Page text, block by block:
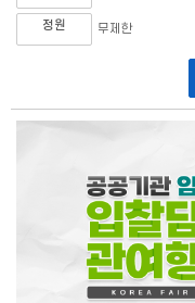
정원 무제한